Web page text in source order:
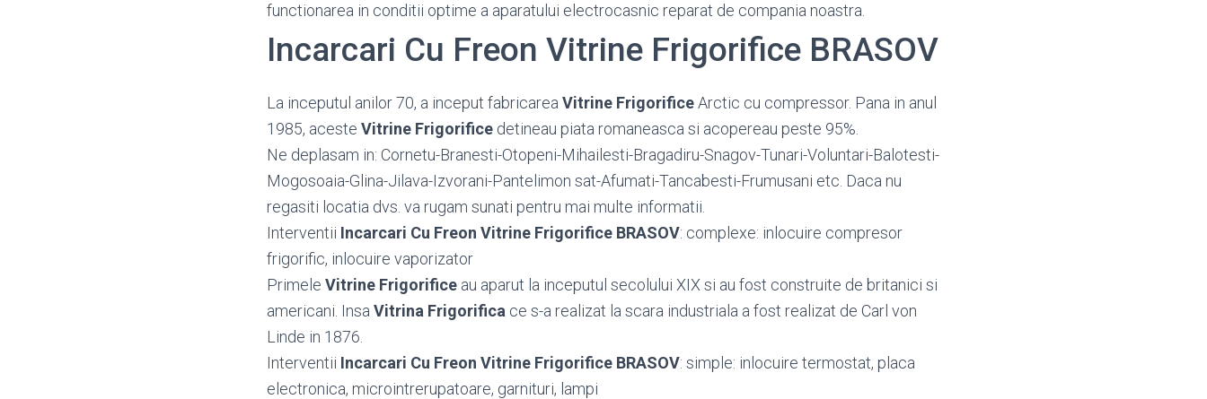
functionarea in conditii optime a aparatului electrocasnic reparat de compania noastra.
Incarcari Cu Freon Vitrine Frigorifice BRASOV
La inceputul anilor 70, a inceput fabricarea Vitrine FrigorificeArctic cu compressor. Pana in anul
1985, aceste Vitrine Frigorifice detineau piata romaneasca si acopereau peste 95%.
Ne deplasam in: Cornetu-Branesti-Otopeni-Mihailesti-Bragadiru-Snagov-Tunari-Voluntari-Balotesti-
Mogosoaia-Glina-Jilava-Izvorani-Pantelimon sat-Afumati-Tancabesti-Frumusani etc. Daca nu
regasiti locatia dvs. va rugam sunati pentru mai multe informatii.
Interventii Incarcari Cu Freon Vitrine Frigorifice BRASOV: complexe: inlocuire compresor
frigorific, inlocuire vaporizator
Primele Vitrine Frigorifice au aparut la inceputul secolului XIX si au fost construite de britanici si
americani. Insa Vitrina Frigorifica ce s-a realizat la scara industriala a fost realizat de Carl von
Linde in 1876.
Interventii Incarcari Cu Freon Vitrine Frigorifice BRASOV: simple: inlocuire termostat, placa
electronica, microintrerupatoare, garnituri, lampi